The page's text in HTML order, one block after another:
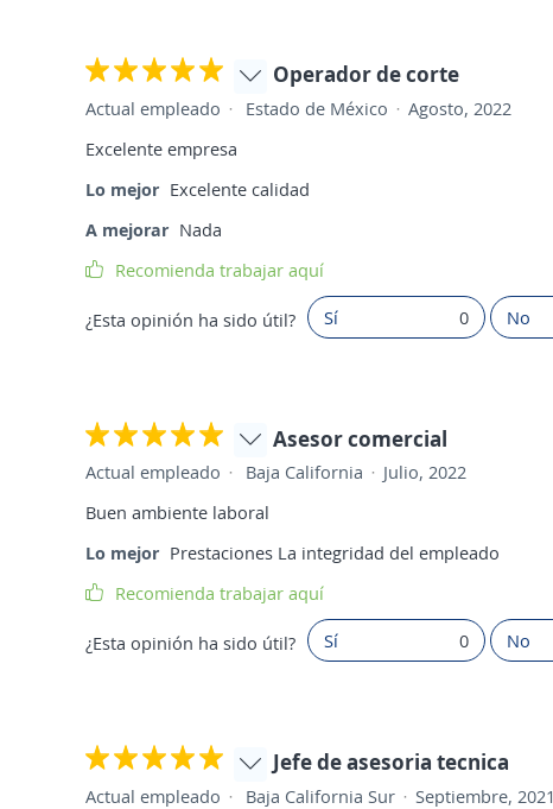
Operador de corte
Actual empleado Estado de México
Agosto, 2022
Excelente empresa
Lo mejor Excelente calidad
A mejorar Nada
Recomienda trabajar aquí
¿Esta opinión ha sido útil? Sí 0 No
Asesor comercial
Actual empleado Baja California
Julio, 2022
Buen ambiente laboral
Lo mejor Prestaciones La integridad del empleado
Recomienda trabajar aquí
¿Esta opinión ha sido útil? Sí 0 No
Jefe de asesoria tecnica
Actual empleado Baja California Sur
Septiembre, 2021